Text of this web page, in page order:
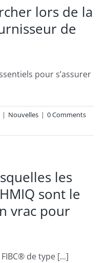
lors de la
de
pour s’assurer
| Nouvelles | 0 Comments
les
sont le
vrac pour
FIBC® de type [...]